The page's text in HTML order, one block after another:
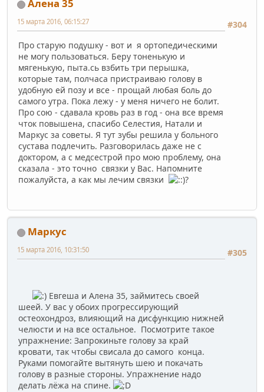
Алена 35
#304
15 марта 2016, 06:15:27
Про старую подушку - вот и я ортопедическими
не могу пользоваться. Беру тоненькую и
мягенькую, пыта.сь взбить три перышка,
которые там, полчаса пристраиваю голову в
удобную ей позу и все - прощай любая боль до
самого утра. Пока лежу - у меня ничего не болит.
Про сою - сдавала кровь раз в год - она все время
чток повышена, спасибо Селестия, Натали и
Маркус за советы. Я тут зубы решила у больного
сустава подлечить. Разговорилась даже не с
доктором, а с медсестрой про мою проблему, она
сказала - это точно связки у Вас. Напомните
пожалуйста, а как мы лечим связки
?
Маркус
#305
15 марта 2016, 10:31:50
Евгеша и Алена 35, займитесь своей
шеей. У вас у обоих прогрессирующий
остеохондроз, влияющий на дисфункцию нижней
челюсти и на все остальное. Посмотрите такое
упражнение: Запрокиньте голову за край
кровати, так чтобы свисала до самого конца.
Руками помогайте вытянуть шею и покачать
голову в разные стороны. Упражнение надо
делать лёжа на спине.